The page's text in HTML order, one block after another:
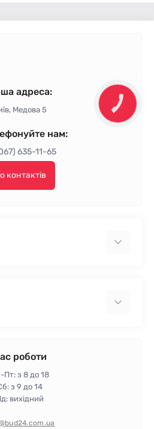
адреса:
Медова 5
нам:
635-11-65
контактів
роботи
Пт: з 8 до 18
з 9 до 14
вихідний
КНОПКА
ЗВ'ЯЗКУ